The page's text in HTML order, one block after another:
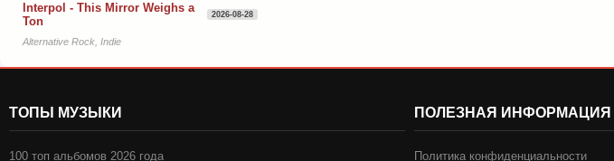
Interpol - This Mirror Weighs a
Ton
2026-08-28
Alternative Rock, Indie
ТОПЫ МУЗЫКИ
100 топ альбомов 2026 года
ПОЛЕЗНАЯ ИНФОРМАЦИЯ
Политика конфиденциальности